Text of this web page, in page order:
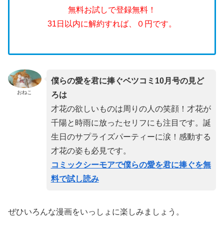
無料お試しで登録無料！
31日以内に解約すれば、０円です。
おねこ
僕らの愛を君に捧ぐベツコミ10月号の見ど
ろは
才花の欲しいものは周りの人の笑顔！才花が
千陽と時雨に放ったセリフにも注目です。誕
生日のサプライズパーティーに涙！感動する
才花の姿も必見です。
コミックシーモアで僕らの愛を君に捧ぐを無
料で試し読み
ぜひいろんな漫画をいっしょに楽しみましょう。